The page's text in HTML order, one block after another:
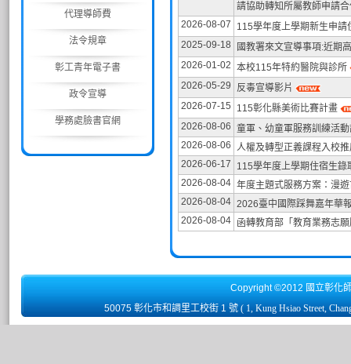
代理導師費
法令規章
彰工青年電子書
政令宣導
學務處臉書官網
請協助轉知所屬教師申請
2026-08-07
115學年度上學期新生申
2025-09-18
國教署來文宣導事項:近期
2026-01-02 本校115年特約醫院與診所
2026-05-29
反毒宣導影片
2026-07-15
115彰化縣美術比賽計畫
2026-08-06 童軍、幼童軍服務訓練活
2026-08-06 人權及轉型正義課程入校
2026-06-17
115學年度上學期住宿生錄
2026-08-04 年度主題式服務方案：漫
2026-08-04 2026臺中國際踩舞嘉年華
2026-08-04 函轉教育部「教育業務志
Copyright ©2012 國立彰化
50075 彰化市和調里工校街 1 號 ( 1, Kung Hsiao Street,